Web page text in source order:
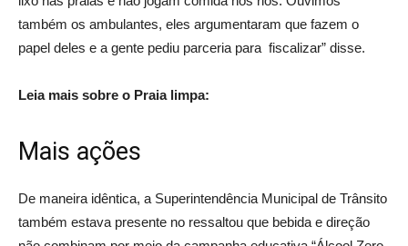
também os ambulantes, eles argumentaram que fazem o
papel deles e a gente pediu parceria para fiscalizar” disse.
Leia mais sobre o Praia limpa:
Mais ações
De maneira idêntica, a Superintendência Municipal de Trânsito
também estava presente no ressaltou que bebida e direção